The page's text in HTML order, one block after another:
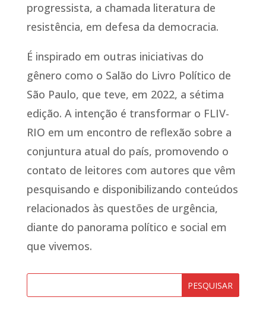
progressista, a chamada literatura de
resistência, em defesa da democracia.
É inspirado em outras iniciativas do
gênero como o Salão do Livro Político de
São Paulo, que teve, em 2022, a sétima
edição. A intenção é transformar o FLIV-
RIO em um encontro de reflexão sobre a
conjuntura atual do país, promovendo o
contato de leitores com autores que vêm
pesquisando e disponibilizando conteúdos
relacionados às questões de urgência,
diante do panorama político e social em
que vivemos.